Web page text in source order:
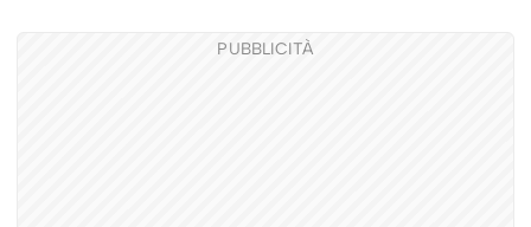
PUBBLICITÀ